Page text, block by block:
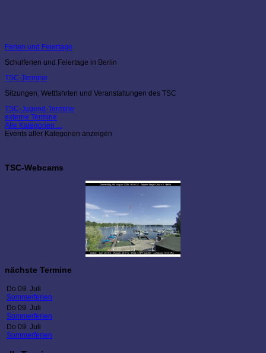
Ferien und Feiertage
Schulferien und Feiertage in Berlin
TSC-Termine
Sitzungen, Wettfahrten und Veranstaltungen des TSC
TSC-Jugend-Termine
externe Termine
Alle Kategorien ...
Events aller Kategorien anzeigen
TSC-Webcams
nächste Termine
Do 09. Juli
Sommerferien
Do 09. Juli
Sommerferien
Do 09. Juli
Sommerferien